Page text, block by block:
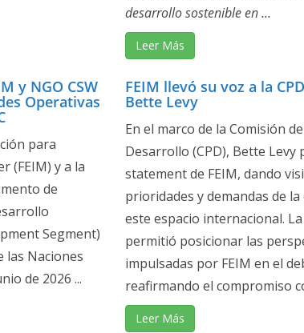
desarrollo sostenible en ...
Leer Más
y NGO CSW
Operativas
para
(FEIM) y a la
de
Segment)
las Naciones
de 2026 ...
FEIM llevó su voz a la
Bette Levy
En el marco de la Comisión
Desarrollo (CPD), Bette Levy
statement de FEIM, dando
prioridades y demandas de
este espacio internacional.
permitió posicionar las
impulsadas por FEIM en el
reafirmando el compromiso
Leer Más